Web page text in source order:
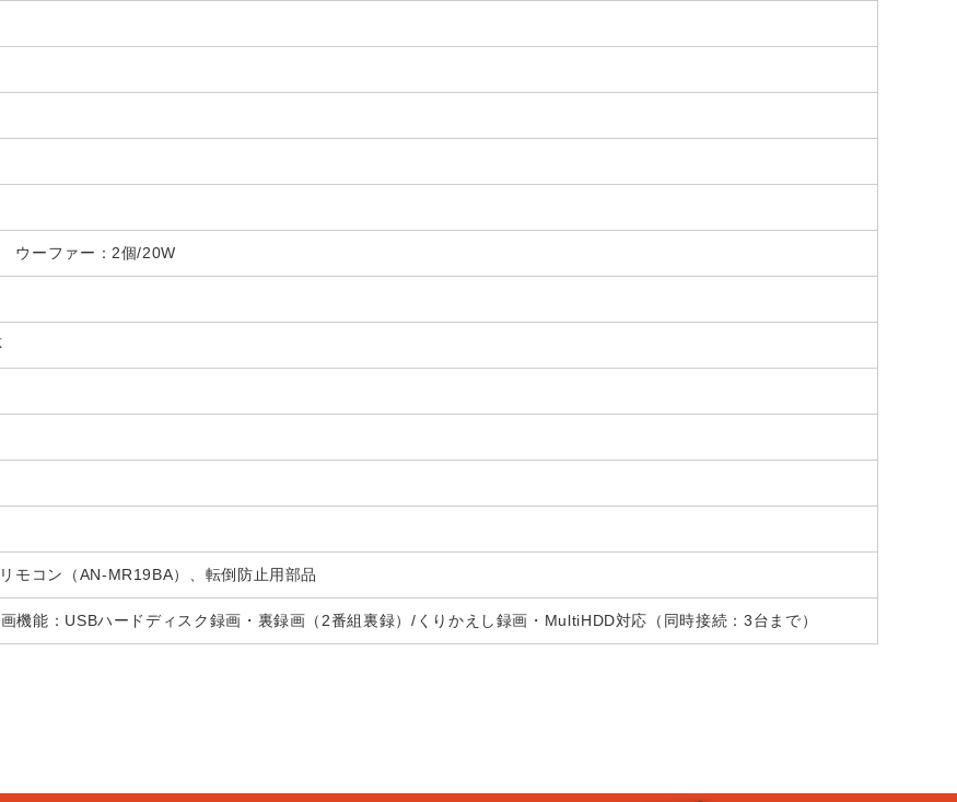
ウーファー：2個/20W
モコン（AN-MR19BA）、転倒防止用部品
機能：USBハードディスク録画・裏録画（2番組裏録）/くりかえし録画・MultiHDD対応（同時接続：3台まで）